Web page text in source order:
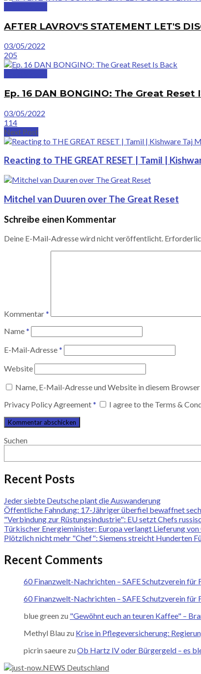
AFTER LAVROV'S STATEMENT LET'S
03/05/2022
205
Ep. 16 DAN BONGINO: The Great Reset
03/05/2022
114
Next Post
Reacting to THE GREAT RESET | Tamil |
Mitchel van Duuren over The Great Reset
Schreibe einen Kommentar
Deine E-Mail-Adresse wird nicht veröffentlicht.
Kommentar*
Name*
E-Mail-Adresse*
Website
Name, E-Mail-Adresse und Website in diesem
Privacy Policy Agreement* I agree to the Terms &
Suchen
Recent Posts
Jeder siebte Deutsche plant die Auswanderung
Öffentliche Fahndung: 17-Jähriger überfiel bewaffnet
"Verbindung zur Rüstungsindustrie": EU setzt Chefs
Türkischer Energieminister: Europa verlangt Lieferung
Plötzlich nicht mehr "Chef": Siemens streicht Hunderten
Recent Comments
60 Finanzwelt-Nachrichten – SAFE Schutzverein für
60 Finanzwelt-Nachrichten – SAFE Schutzverein für
blue green zu "Gewöhnt euch an teuren Kaffee" –
Methyl Blau zu Krise in Pflegeversicherung:
picrin saeure zu Ob Hartz IV oder Bürgergeld – es